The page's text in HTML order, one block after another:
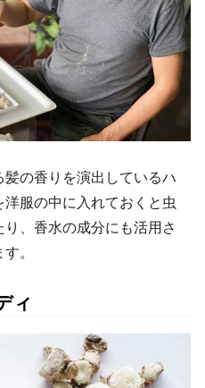
の香りを演出しているハ
服の中に入れておくと虫
、香水の成分にも活用さ
。
ィ